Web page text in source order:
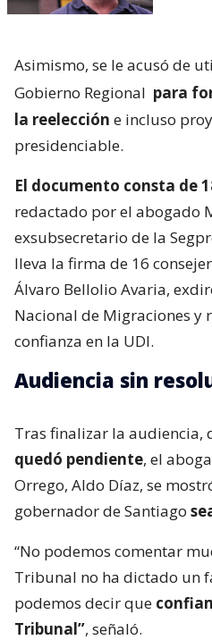
Asimismo, se le acusó de
Gobierno Regional para
la reelección e incluso
presidenciable.
El documento consta de
redactado por el abogado
exsubsecretario de la
lleva la firma de 16
Álvaro Bellolio Avaria,
Nacional de Migraciones y
confianza en la UDI.
Audiencia sin
Tras finalizar la audiencia,
quedó pendiente, el
Orrego, Aldo Díaz, se
gobernador de Santiago
“No podemos comentar
Tribunal no ha dictado un
podemos decir que
Tribunal”, señaló.